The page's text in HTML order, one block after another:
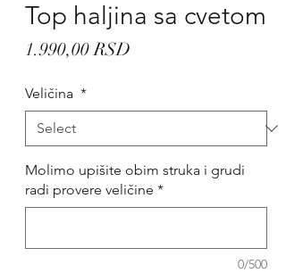
Top haljina sa cvetom
1.990,00 RSD
Veličina *
Molimo upišite obim struka i grudi
radi provere veličine *
0/500